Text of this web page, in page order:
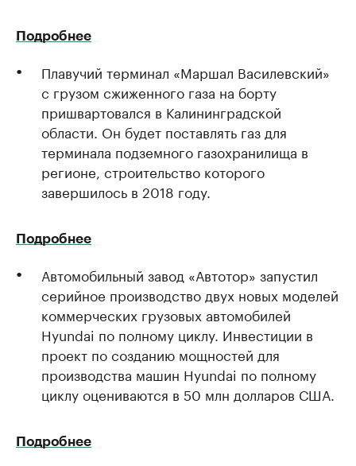
Подробнее
Плавучий терминал «Маршал Василевский»
с грузом сжиженного газа на борту
пришвартовался в Калининградской
области. Он будет поставлять газ для
терминала подземного газохранилища в
регионе, строительство которого
завершилось в 2018 году.
Подробнее
Автомобильный завод «Автотор» запустил
серийное производство двух новых моделей
коммерческих грузовых автомобилей
Hyundai по полному циклу. Инвестиции в
проект по созданию мощностей для
производства машин Hyundai по полному
циклу оцениваются в 50 млн долларов США.
Подробнее